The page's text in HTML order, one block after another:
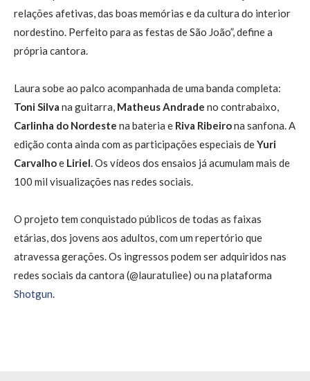
relações afetivas, das boas memórias e da cultura do interior
nordestino. Perfeito para as festas de São João”, define a
própria cantora.
Laura sobe ao palco acompanhada de uma banda completa:
Toni Silva na guitarra, Matheus Andrade no contrabaixo,
Carlinha do Nordeste na bateria e Riva Ribeirona sanfona. A
edição conta ainda com as participações especiais deYuri
Carvalhoe Liriel. Os vídeos dos ensaios já acumulam mais de
100 mil visualizações nas redes sociais.
O projeto tem conquistado públicos de todas as faixas
etárias, dos jovens aos adultos, com um repertório que
atravessa gerações. Os ingressos podem ser adquiridos nas
redes sociais da cantora (@lauratuliee) ou na plataforma
Shotgun.